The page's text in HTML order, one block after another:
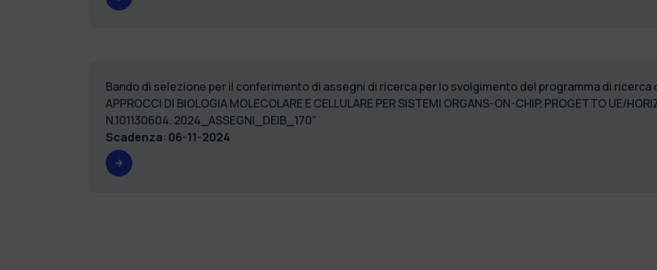
Bando di selezione per il conferimento di assegni di ricerca per lo svolgimento del programma di ricerca
APPROCCI DI BIOLOGIA MOLECOLARE E CELLULARE PER SISTEMI ORGANS-ON-CHIP. PROGETTO UE/
N.101130604. 2024_ASSEGNI_DEIB_170”
Scadenza: 06-11-2024